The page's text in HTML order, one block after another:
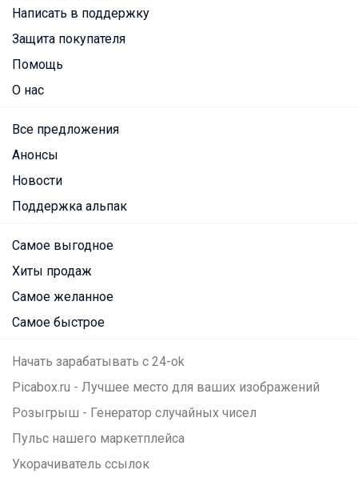
Написать в поддержку
Защита покупателя
Помощь
О нас
Все предложения
Анонсы
Новости
Поддержка альпак
Самое выгодное
Хиты продаж
Самое желанное
Самое быстрое
Начать зарабатывать с 24-ok
Picabox.ru - Лучшее место для ваших изображений
Розыгрыш - Генератор случайных чисел
Пульс нашего маркетплейса
Укорачиватель ссылок